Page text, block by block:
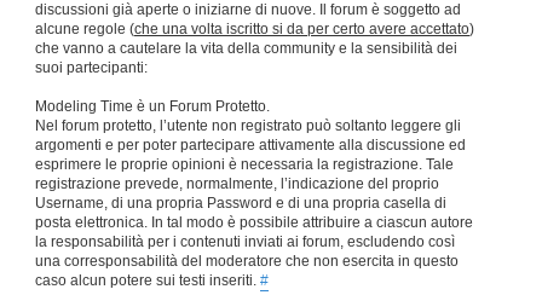
discussioni già aperte o iniziarne di nuove. Il forum è soggetto ad
alcune regole (che una volta iscritto si da per certo avere accettato)
che vanno a cautelare la vita della community e la sensibilità dei
suoi partecipanti:
Modeling Time è un Forum Protetto.
Nel forum protetto, l’utente non registrato può soltanto leggere gli
argomenti e per poter partecipare attivamente alla discussione ed
esprimere le proprie opinioni è necessaria la registrazione. Tale
registrazione prevede, normalmente, l’indicazione del proprio
Username, di una propria Password e di una propria casella di
posta elettronica. In tal modo è possibile attribuire a ciascun autore
la responsabilità per i contenuti inviati ai forum, escludendo così
una corresponsabilità del moderatore che non esercita in questo
caso alcun potere sui testi inseriti. #